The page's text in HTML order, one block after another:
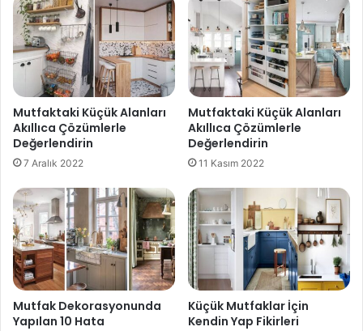
Mutfaktaki Küçük Alanları
Akıllıca Çözümlerle
Değerlendirin
7 Aralık 2022
Mutfaktaki Küçük Alanları
Akıllıca Çözümlerle
Değerlendirin
11 Kasım 2022
Mutfak Dekorasyonunda
Yapılan 10 Hata
Küçük Mutfaklar İçin
Kendin Yap Fikirleri